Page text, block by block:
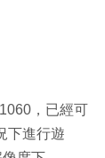
，已經可
下進行遊